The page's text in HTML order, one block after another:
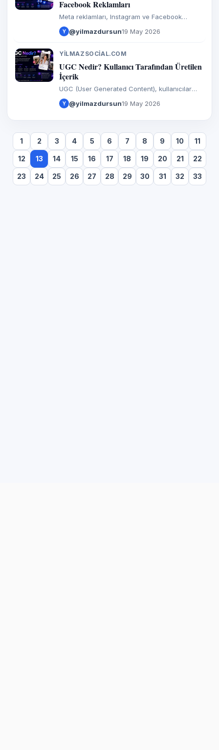
Facebook Reklamları
Meta reklamları, Instagram ve Facebook
üzerinden verilen ve milyarlarca kullanıcıya
ulaşmanızı sağlayan dijital reklamlardır.
Y @yilmazdursun19 May 2026
Y
YILMAZSOCIAL.COM
UGC Nedir? Kullanıcı Tarafından Üretilen
İçerik
UGC (User Generated Content), kullanıcılar
tarafından üretilen içeriklerdir ve markaların en
güçlü pazarlama araçlarından biridir.
Y @yilmazdursun19 May 2026
1 2 3 4 5 6 7 8 9 10 11
12 13 14 15 16 17 18 19 20 21 22
23 24 25 26 27 28 29 30 31 32 33